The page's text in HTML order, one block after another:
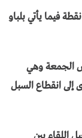
ويحتل أتلتيكو مدريد صدارة الدوري الإسباني بـ38 نقطة فيما يأتي بلباو
الجمعة وهي
أدى إلى انقطاع السبل